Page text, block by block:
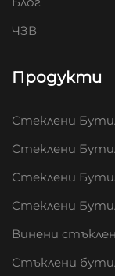
ЧЗВ
Продукти
Стеклени
Стеклени
Стеклени
Стеклени
Винени
Стъклени